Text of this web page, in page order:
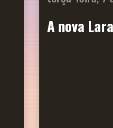
A nova